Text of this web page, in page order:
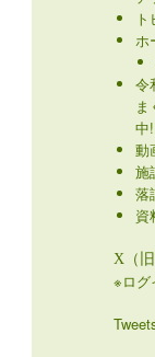
ホ
令
ま
中
動
施
落
資
X（旧
※ログ